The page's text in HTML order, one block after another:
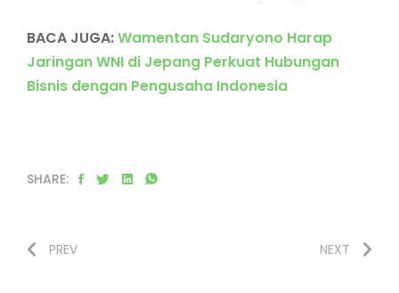
BACA JUGA:Wamentan Sudaryono Harap
Jaringan WNI di Jepang Perkuat Hubungan
Bisnis dengan Pengusaha Indonesia
SHARE:
PREV NEXT